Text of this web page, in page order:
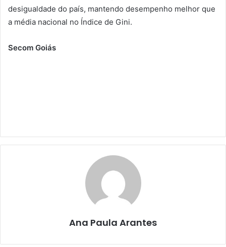
desigualdade do país, mantendo desempenho melhor que
a média nacional no Índice de Gini.
Secom Goiás
Ana Paula Arantes